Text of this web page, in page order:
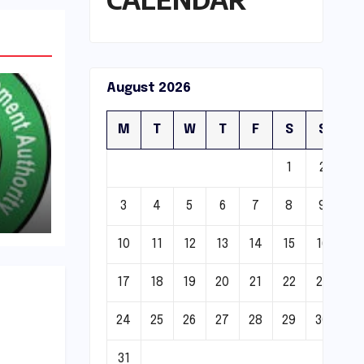
August 2026
M T W T F S S
1 2
3 4 5 6 7 8 9
10 11 12 13 14 15 16
17 18 19 20 21 22 23
24 25 26 27 28 29 30
31